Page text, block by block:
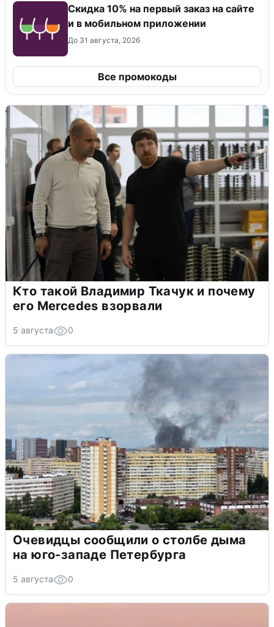
Скидка 10% на первый заказ на сайте
и в мобильном приложении
До 31 августа, 2026
Все промокоды
Кто такой Владимир Ткачук и почему
его Mercedes взорвали
5 августа 0
Очевидцы сообщили о столбе дыма
на юго-западе Петербурга
5 августа 0